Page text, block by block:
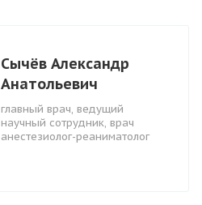
Сычёв Александр
Анатольевич
главный врач, ведущий
научный сотрудник, врач
анестезиолог-реаниматолог